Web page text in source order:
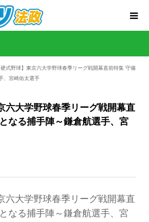
硬式野球】東京六大学野球春季リーグ戦開幕直前特集 守備
、宮崎佑太選手
六大学野球春季リーグ戦開幕直
なる捕手陣～鎌倉航選手、宮
六大学野球春季リーグ戦開幕直
なる捕手陣～鎌倉航選手、宮